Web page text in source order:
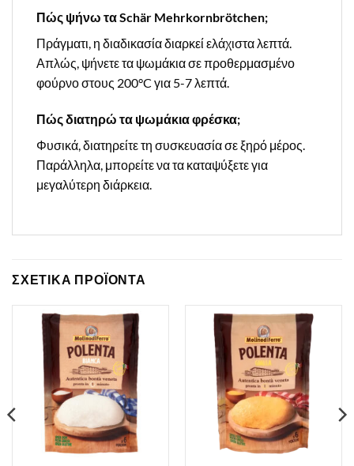
Πώς ψήνω τα Schär Mehrkornbrötchen;
Πράγματι, η διαδικασία διαρκεί ελάχιστα λεπτά.
Απλώς, ψήνετε τα ψωμάκια σε προθερμασμένο
φούρνο στους 200°C για 5-7 λεπτά.
Πώς διατηρώ τα ψωμάκια φρέσκα;
Φυσικά, διατηρείτε τη συσκευασία σε ξηρό μέρος.
Παράλληλα, μπορείτε να τα καταψύξετε για
μεγαλύτερη διάρκεια.
ΣΧΕΤΙΚΑ ΠΡΟΪΟΝΤΑ